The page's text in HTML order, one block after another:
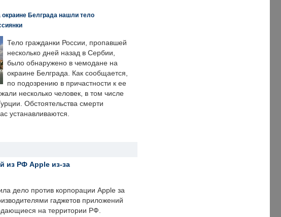
Белграда нашли тело
Тело гражданки России, пропавшей
несколько дней назад в Сербии,
было обнаружено в чемодане на
окраине Белграда. Как сообщается,
по подозрению в причастности к ее
несколько человек, в том числе
Обстоятельства смерти
устанавливаются.
из РФ Apple из-за
дело против корпорации Apple за
гаджетов приложений
на территории РФ.